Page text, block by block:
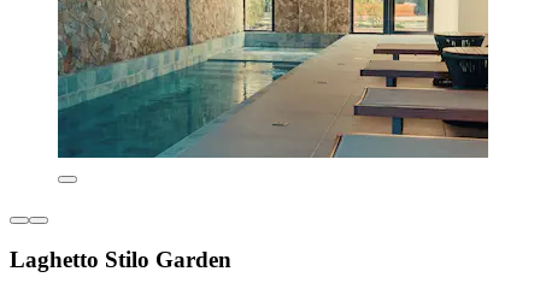
Laghetto Stilo Garden